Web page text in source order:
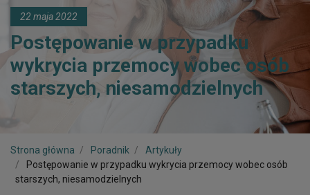
22 maja 2022
Postępowanie w przypadku
wykrycia przemocy wobec osób
starszych, niesamodzielnych
Strona główna Poradnik
Artykuły
Postępowanie w przypadku wykrycia przemocy wobec osób
starszych, niesamodzielnych